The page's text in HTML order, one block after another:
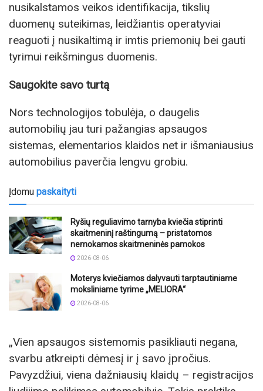
nusikalstamos veikos identifikacija, tikslių
duomenų suteikimas, leidžiantis operatyviai
reaguoti į nusikaltimą ir imtis priemonių bei gauti
tyrimui reikšmingus duomenis.
Saugokite savo turtą
Nors technologijos tobulėja, o daugelis
automobilių jau turi pažangias apsaugos
sistemas, elementarios klaidos net ir išmaniausius
automobilius paverčia lengvu grobiu.
Įdomu paskaityti
Ryšių reguliavimo tarnyba kviečia stiprinti
skaitmeninį raštingumą – pristatomos
nemokamos skaitmeninės pamokos
2026-08-06
Moterys kviečiamos dalyvauti tarptautiniame
moksliniame tyrime „MELIORA“
2026-08-06
„Vien apsaugos sistemomis pasikliauti negana,
svarbu atkreipti dėmesį ir į savo įpročius.
Pavyzdžiui, viena dažniausių klaidų – registracijos